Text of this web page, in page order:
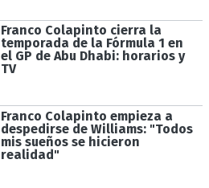
Franco Colapinto cierra la
temporada de la Fórmula 1 en
el GP de Abu Dhabi: horarios y
TV
Franco Colapinto empieza a
despedirse de Williams: "Todos
mis sueños se hicieron
realidad"